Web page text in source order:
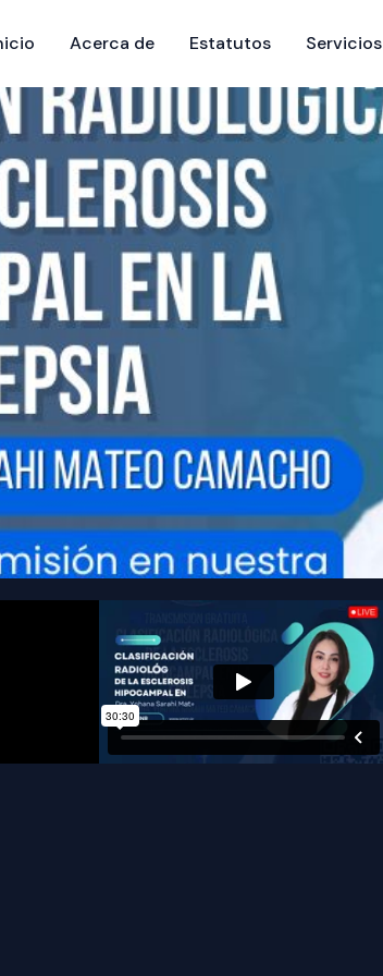
Acerca de Estatutos Servicios